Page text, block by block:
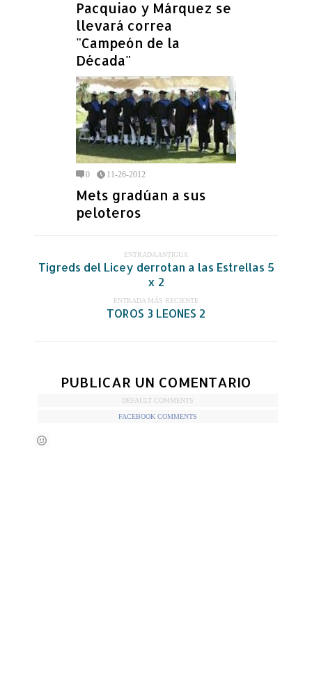
Pacquiao y Márquez se
llevará correa
"Campeón de la
Década"
0 11-26-2012
Mets gradúan a sus
peloteros
ENTRADA ANTIGUA
Tigreds del Licey derrotan a las Estrellas 5
x 2
ENTRADA MÁS RECIENTE
TOROS 3 LEONES 2
PUBLICAR UN COMENTARIO
DEFAULT COMMENTS
FACEBOOK COMMENTS